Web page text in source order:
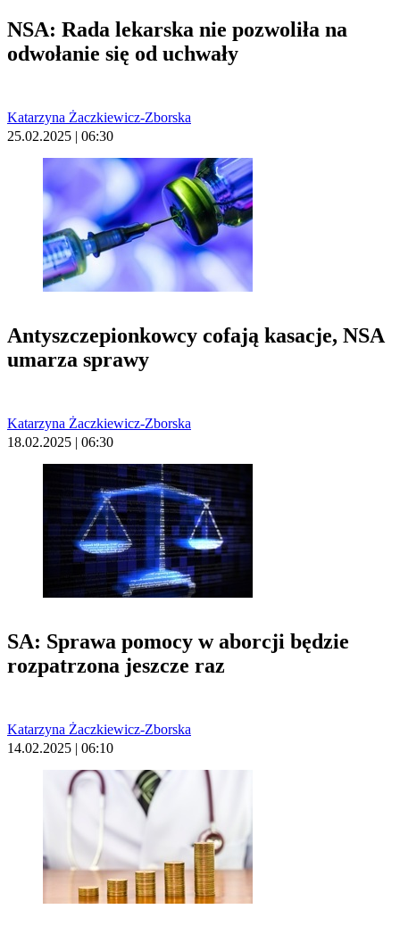
NSA: Rada lekarska nie pozwoliła na
odwołanie się od uchwały
Katarzyna Żaczkiewicz-Zborska
25.02.2025 | 06:30
Antyszczepionkowcy cofają kasacje, NSA
umarza sprawy
Katarzyna Żaczkiewicz-Zborska
18.02.2025 | 06:30
SA: Sprawa pomocy w aborcji będzie
rozpatrzona jeszcze raz
Katarzyna Żaczkiewicz-Zborska
14.02.2025 | 06:10